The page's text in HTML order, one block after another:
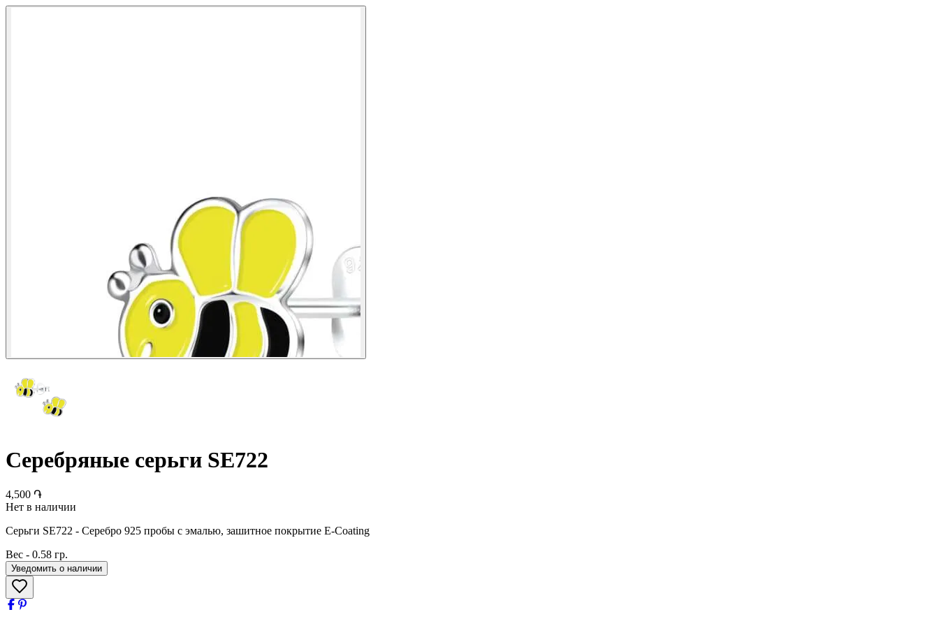
Серебряные серьги SE722
4,500 ֏
Нет в наличии
Серьги SE722 - Серебро 925 пробы с эмалью, зашитное покрытие E-Coating
Вес - 0.58 гр.
Уведомить о наличии